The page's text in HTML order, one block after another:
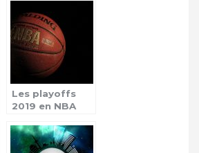
Les playoffs
2019 en NBA